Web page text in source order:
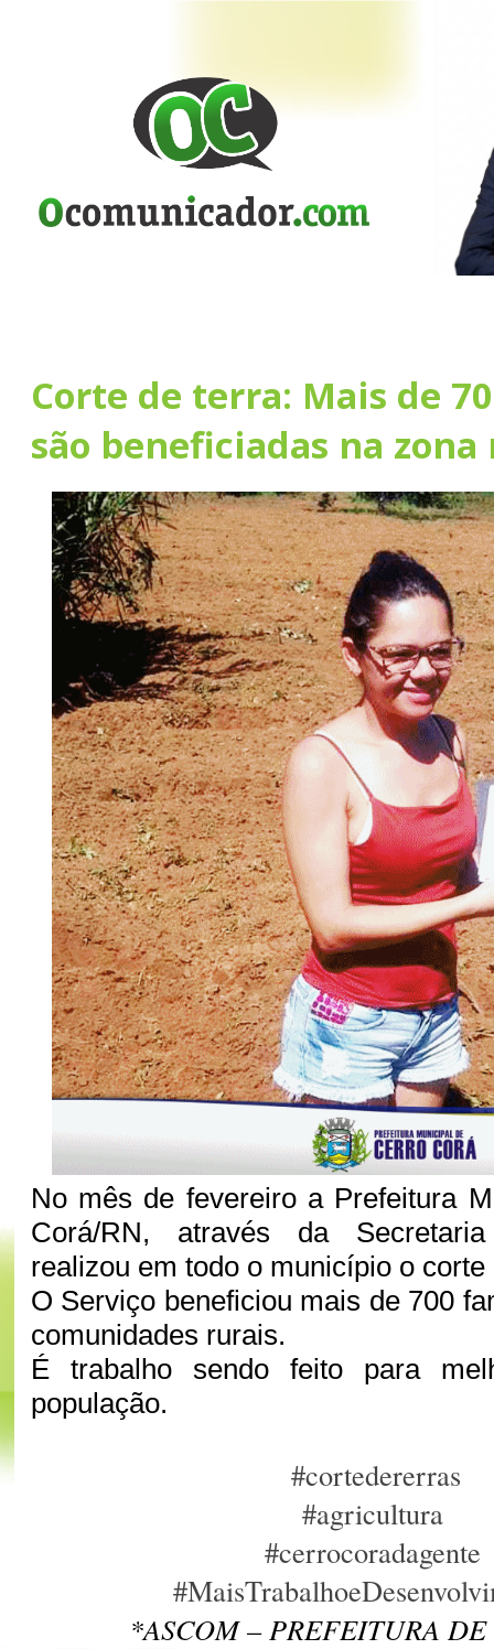
Corte de terra: Mais de
são beneficiadas na
No mês de fevereiro a Prefeitura
Corá/RN, através da
realizou em todo o município o corte
O Serviço beneficiou mais de 700
comunidades rurais.
É trabalho sendo feito para
população.
#cortedererras
#agricultura
#cerrocoradagente
*ASCOM – PREFEITURA DE